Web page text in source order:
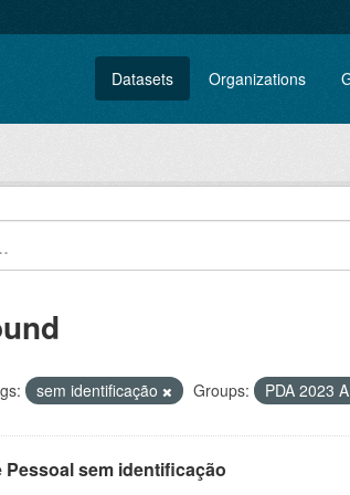
Datasets
Organizations
sem identificação Groups: PDA 2023
sem identificação